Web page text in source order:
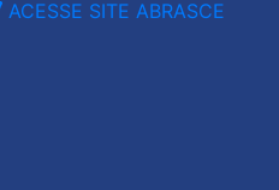
ACESSE SITE ABRASCE